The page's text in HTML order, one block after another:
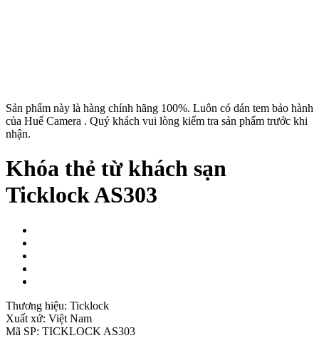
Sản phẩm này là hàng chính hãng 100%. Luôn có dán tem bảo hành
của Huế Camera . Quý khách vui lòng kiểm tra sản phẩm trước khi
nhận.
Khóa thẻ từ khách sạn
Ticklock AS303
Thương hiệu: Ticklock
Xuất xứ: Việt Nam
Mã SP: TICKLOCK AS303